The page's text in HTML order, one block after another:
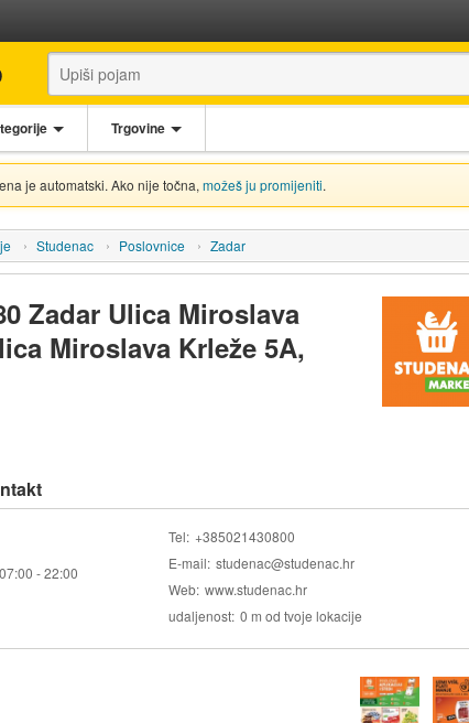
Trgovine
je automatski. Ako nije točna, možeš ju promijeniti.
Studenac Poslovnice Zadar
Zadar Ulica Miroslava
Miroslava Krleže 5A,
- 22:00
Tel +385021430800
E-mail studenac@studenac.hr
Web www.studenac.hr
udaljenost 0 m od tvoje lokacije